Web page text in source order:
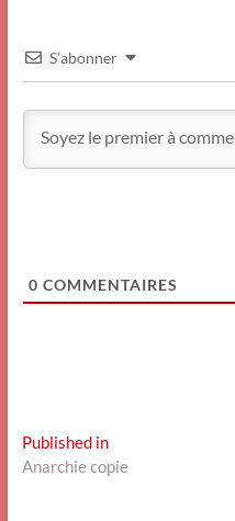
S’abonner
0 COMMENTAIRES
Navigation
de
Published in
Anarchie copie